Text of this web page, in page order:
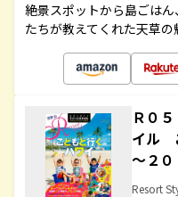
絶景スポットから島ごは
たちが教えてくれた天草の
Ｒ０
イル
～２０
Resort